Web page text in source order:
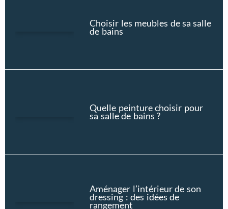
Choisir les meubles de sa salle
de bains
Quelle peinture choisir pour
sa salle de bains ?
Aménager l’intérieur de son
dressing : des idées de
rangement